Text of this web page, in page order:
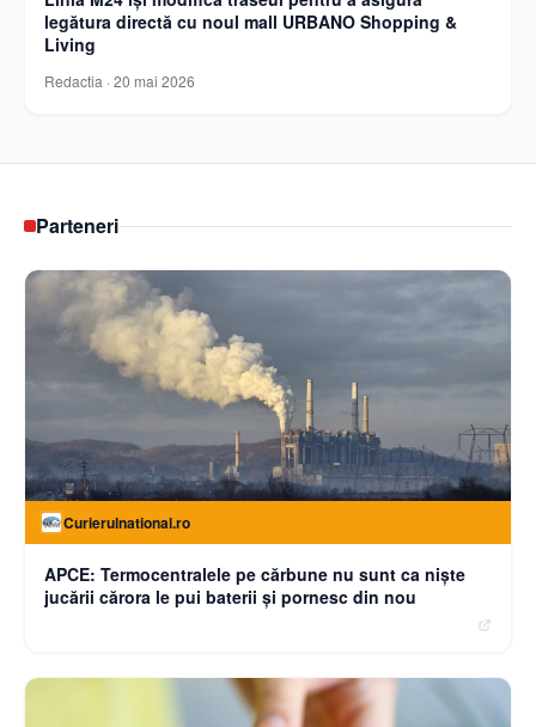
legătura directă cu noul mall URBANO Shopping &
Living
Redactia · 20 mai 2026
Parteneri
Curierulnational.ro
APCE: Termocentralele pe cărbune nu sunt ca niște
jucării cărora le pui baterii și pornesc din nou